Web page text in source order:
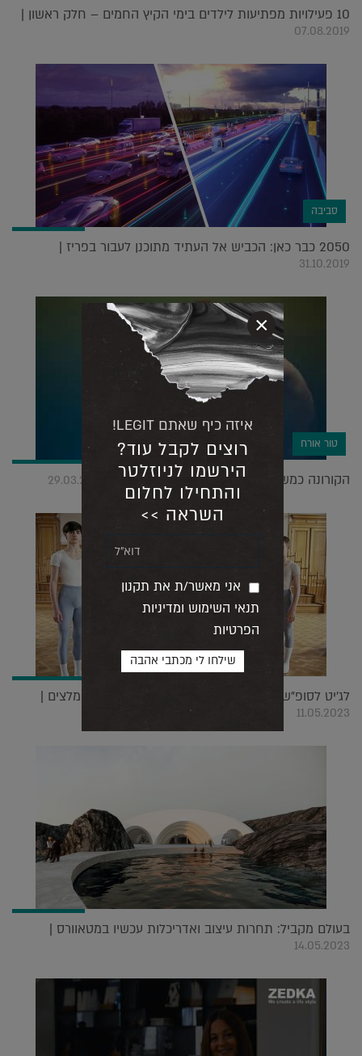
10 פעילויות מפתיעות לילדים בימי הקיץ החמים – חלק ראשון |
07.08.2019
סביבה
2050 כבר כאן: הכביש אל העתיד מתוכנן לעבור בפריז |
31.10.2019
טור אורח
הקורונה כמשל: על הקשר שבין טרנד למגפה | 29.03.2020
לג'יט לסופ"ש: אירועי התרבות, האמנות והעיצוב המומלצים |
11.05.2023
בעולם מקביל: תחרות עיצוב ואדריכלות עכשיו במטאוורס |
14.05.2023
איזה כיף שאתם LEGIT!
רוצים לקבל עוד?
הירשמו לניוזלטר
והתחילו לחלום
השראה >>
אני מאשר/ת את תקנון
תנאי השימוש ומדיניות
הפרטיות
×